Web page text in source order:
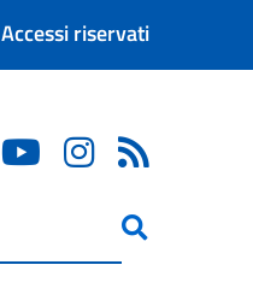
Accessi riservati
ricerca